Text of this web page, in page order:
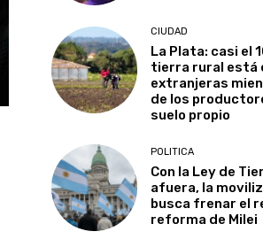
CIUDAD
La Plata: casi el
tierra rural está
extranjeras
de los
suelo propio
POLITICA
Con la Ley de
afuera, la
busca frenar el
reforma de Milei